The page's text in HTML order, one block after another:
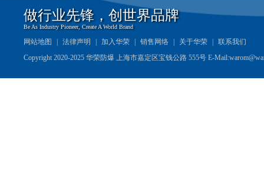
做行业先锋，创世界品牌
Be As Industry Pioneer, Create A World Brand
网站地图 法律声明 加入华荣 销售网络 关于华荣
联系我们
Copyright 2020-2025 华荣防爆 上海市嘉定区宝钱公路 555号 E-